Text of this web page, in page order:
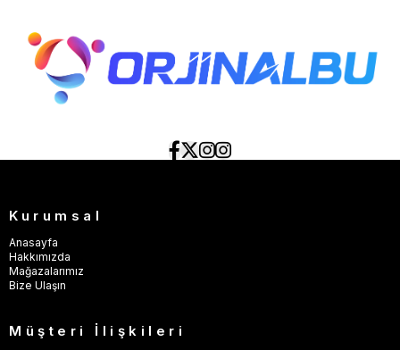
Kurumsal
Anasayfa
Hakkımızda
Mağazalarımız
Bize Ulaşın
Müşteri İlişkileri